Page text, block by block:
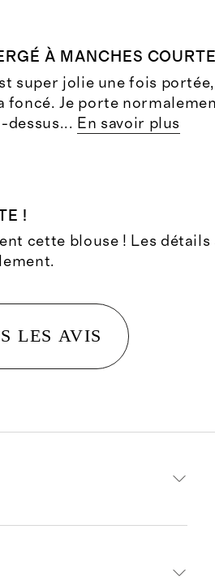
À MANCHES
super jolie une fois portée,
foncé. Je porte
dessus... En savoir plus
!
cette blouse ! Les
LES AVIS